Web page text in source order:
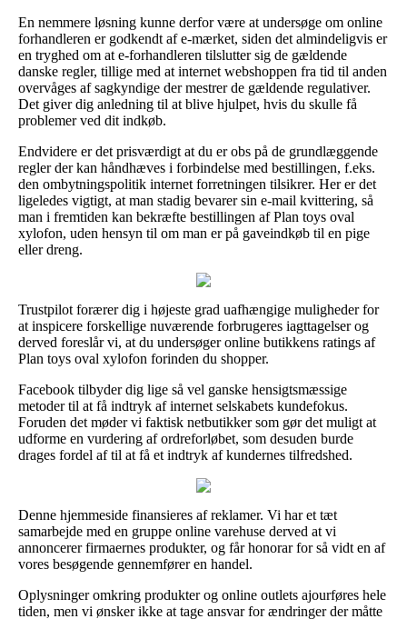
En nemmere løsning kunne derfor være at undersøge om online
forhandleren er godkendt af e-mærket, siden det almindeligvis er
en tryghed om at e-forhandleren tilslutter sig de gældende
danske regler, tillige med at internet webshoppen fra tid til anden
overvåges af sagkyndige der mestrer de gældende regulativer.
Det giver dig anledning til at blive hjulpet, hvis du skulle få
problemer ved dit indkøb.
Endvidere er det prisværdigt at du er obs på de grundlæggende
regler der kan håndhæves i forbindelse med bestillingen, f.eks.
den ombytningspolitik internet forretningen tilsikrer. Her er det
ligeledes vigtigt, at man stadig bevarer sin e-mail kvittering, så
man i fremtiden kan bekræfte bestillingen af Plan toys oval
xylofon, uden hensyn til om man er på gaveindkøb til en pige
eller dreng.
Trustpilot forærer dig i højeste grad uafhængige muligheder for
at inspicere forskellige nuværende forbrugeres iagttagelser og
derved foreslår vi, at du undersøger online butikkens ratings af
Plan toys oval xylofon forinden du shopper.
Facebook tilbyder dig lige så vel ganske hensigtsmæssige
metoder til at få indtryk af internet selskabets kundefokus.
Foruden det møder vi faktisk netbutikker som gør det muligt at
udforme en vurdering af ordreforløbet, som desuden burde
drages fordel af til at få et indtryk af kundernes tilfredshed.
Denne hjemmeside finansieres af reklamer. Vi har et tæt
samarbejde med en gruppe online varehuse derved at vi
annoncerer firmaernes produkter, og får honorar for så vidt en af
vores besøgende gennemfører en handel.
Oplysninger omkring produkter og online outlets ajourføres hele
tiden, men vi ønsker ikke at tage ansvar for ændringer der måtte